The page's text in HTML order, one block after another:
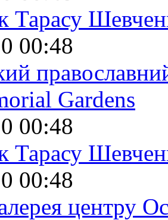
Тарасу
00:48
Gardens
00:48
Тарасу
00:48
центру